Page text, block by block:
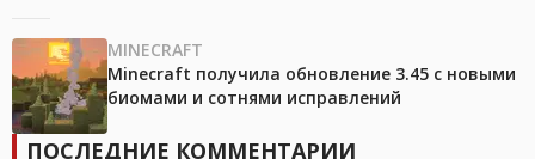
MINECRAFT
Minecraft получила обновление 3.45 с новыми
биомами и сотнями исправлений
ПОСЛЕДНИЕ КОММЕНТАРИИ